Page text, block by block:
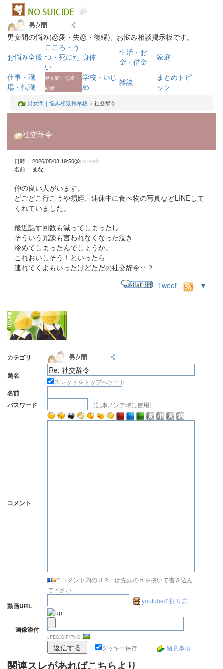
男女間の悩み(恋愛・失恋・復縁)。お悩み相談掲示板です。
お悩み全般
こころ・う
つ・死にた
い
身体
生活・お
金・借金
家庭
仕事・職
場・転職
男女間・恋愛・
結婚
学校・いじ
め
雑談
まとめトピ
ック
男女間｜悩み相談掲示板 > 社交辞令
社交辞令
日時： 2026/05/03 19:50@(au-net)
名前：
まな
仲の良い人がいます。
どごどこ行こうや甥姪、連休中に食べ物の写真などLINEして
くれていました。
最近話す回数も減ってしまったし
そういう冗談も言われなくなった泣き
冷めてしまったんでしょうか。
これおいしそう！といったら
連れてくよもいったけどただの社交辞令‥？
Tweet
▼
カテゴリ
題名
スレッドをトップへソート
名前
パスワード
（記事メンテ時に使用）
コメント
コメント内のＵＲＬは先頭のｈを抜いて書き込ん
で下さい
動画URL
youtubeの貼り方
画像添付
JPEG/GIF/PNG
クッキー保存 留意事項
関連スレがあればこちらより